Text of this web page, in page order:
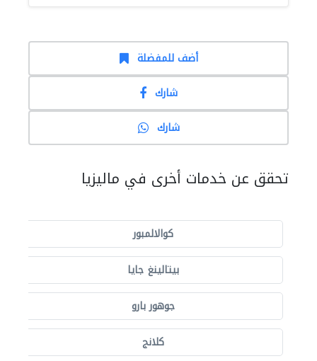
أضف للمفضلة
شارك
شارك
تحقق عن خدمات أخرى في ماليزيا
كوالالمبور
بيتالينغ جايا
جوهور بارو
كلانج